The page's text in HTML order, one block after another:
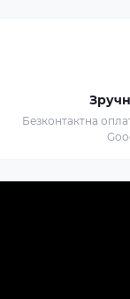
Безконтактна